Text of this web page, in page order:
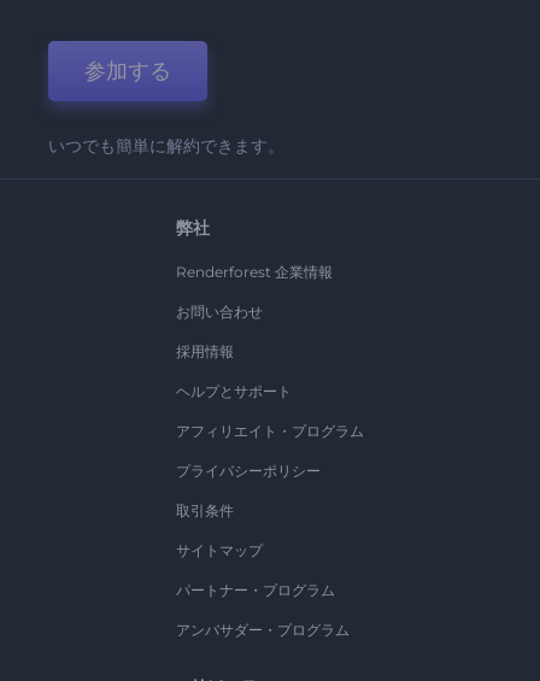
参加する
いつでも簡単に解約できます。
弊社
Renderforest 企業情報
お問い合わせ
採用情報
ヘルプとサポート
アフィリエイト・プログラム
プライバシーポリシー
取引条件
サイトマップ
パートナー・プログラム
アンバサダー・プログラム